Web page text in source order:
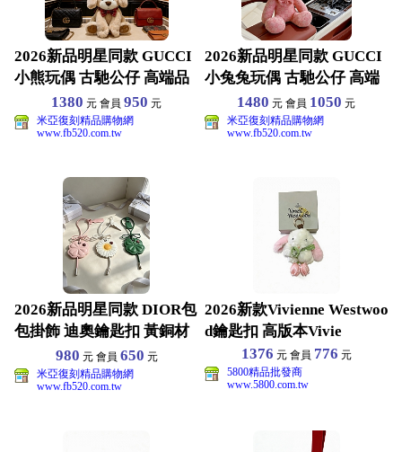
2026新品明星同款 GUCCI
小熊玩偶 古馳公仔 高端品
質 包裝齊全
1380 元 會員950 元
米亞復刻精品購物網
www.fb520.com.tw
2026新品明星同款 GUCCI
小兔兔玩偶 古馳公仔 高端
品質 包裝齊
1480 元 會員 1050 元
米亞復刻精品購物網
www.fb520.com.tw
2026新品明星同款 DIOR包
包掛飾 迪奧鑰匙扣 黃銅材
質 高端品質
980 元 會員 650 元
米亞復刻精品購物網
www.fb520.com.tw
2026新款Vivienne Westwoo
d鑰匙扣 高版本Vivie
1376 元 會員 776 元
5800精品批發商
www.5800.com.tw